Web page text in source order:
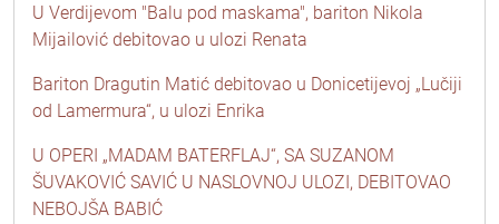
U Verdijevom "Balu pod maskama", bariton Nikola
Mijailović debitovao u ulozi Renata
Bariton Dragutin Matić debitovao u Donicetijevoj „Lučiji
od Lamermura“, u ulozi Enrika
U OPERI „MADAM BATERFLAJ“, SA SUZANOM
ŠUVAKOVIĆ SAVIĆ U NASLOVNOJ ULOZI, DEBITOVAO
NEBOJŠA BABIĆ